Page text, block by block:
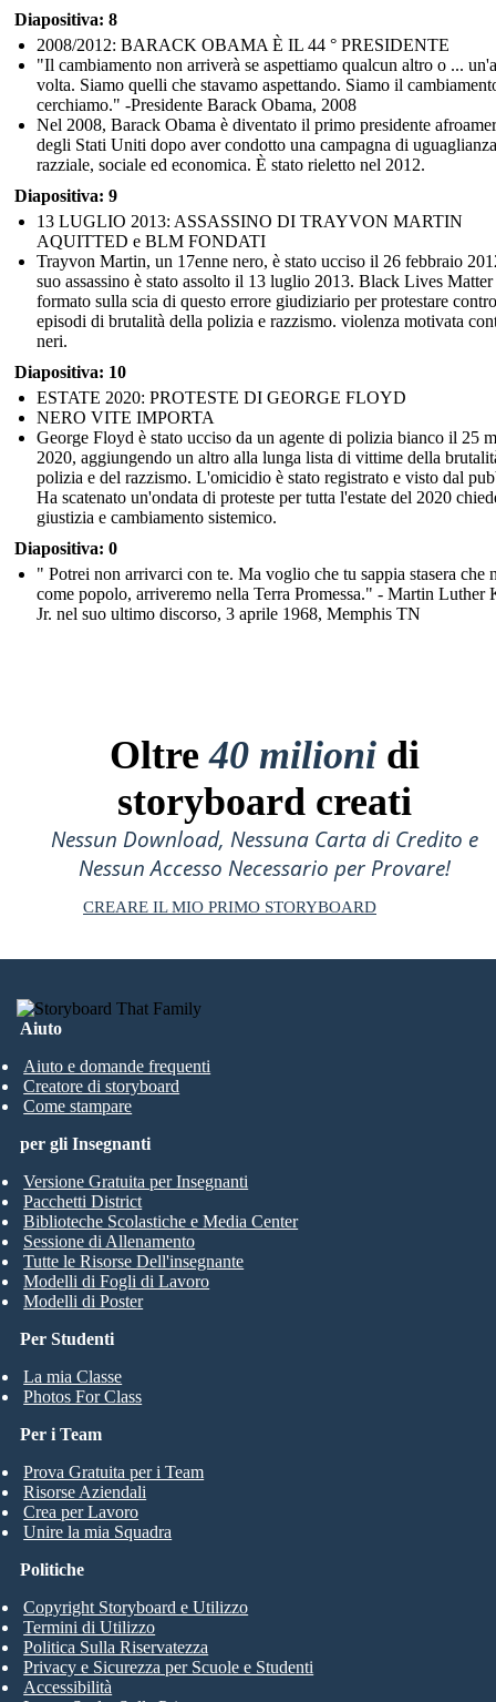
Diapositiva: 8
2008/2012: BARACK OBAMA È IL 44 ° PRESIDENTE
"Il cambiamento non arriverà se aspettiamo qualcun altro o ...
volta. Siamo quelli che stavamo aspettando. Siamo il
cerchiamo." -Presidente Barack Obama, 2008
Nel 2008, Barack Obama è diventato il primo presidente
degli Stati Uniti dopo aver condotto una campagna di uguaglianza
razziale, sociale ed economica. È stato rieletto nel 2012.
Diapositiva: 9
13 LUGLIO 2013: ASSASSINO DI TRAYVON MARTIN
AQUITTED e BLM FONDATI
Trayvon Martin, un 17enne nero, è stato ucciso il 26 febbraio
suo assassino è stato assolto il 13 luglio 2013. Black Lives Matter
formato sulla scia di questo errore giudiziario per protestare
episodi di brutalità della polizia e razzismo. violenza motivata
neri.
Diapositiva: 10
ESTATE 2020: PROTESTE DI GEORGE FLOYD
NERO VITE IMPORTA
George Floyd è stato ucciso da un agente di polizia bianco il 25
2020, aggiungendo un altro alla lunga lista di vittime della
polizia e del razzismo. L'omicidio è stato registrato e visto dal
Ha scatenato un'ondata di proteste per tutta l'estate del 2020
giustizia e cambiamento sistemico.
Diapositiva: 0
" Potrei non arrivarci con te. Ma voglio che tu sappia stasera che
come popolo, arriveremo nella Terra Promessa." - Martin Luther
Jr. nel suo ultimo discorso, 3 aprile 1968, Memphis TN
Oltre40 milioni di
storyboard creati
Nessun Download, Nessuna Carta di Credito e
Nessun Accesso Necessario per Provare!
CREARE IL MIO PRIMO STORYBOARD
Aiuto
Aiuto e domande frequenti
Creatore di storyboard
Come stampare
Per Studenti
La mia Classe
Photos For Class
per gli Insegnanti
Versione Gratuita per Insegnanti
Pacchetti District
Biblioteche Scolastiche e Media Center
Sessione di Allenamento
Tutte le Risorse Dell'insegnante
Modelli di Fogli di Lavoro
Modelli di Poster
Per i Team
Prova Gratuita per i Team
Risorse Aziendali
Crea per Lavoro
Unire la mia Squadra
Politiche
Copyright Storyboard e Utilizzo
Termini di Utilizzo
Politica Sulla Riservatezza
Privacy e Sicurezza per Scuole e Studenti
Accessibilità